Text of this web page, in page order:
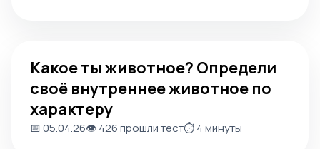
Какое ты животное? Определи
своё внутреннее животное по
характеру
📅 05.04.26👁️ 426 прошли тест⏱️ 4 минуты